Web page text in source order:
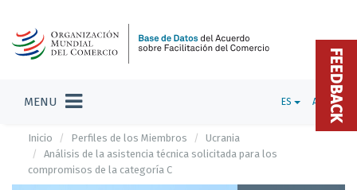
MENU ES ADMIN
Inicio Perfiles de los Miembros
Ucrania
Análisis de la asistencia técnica solicitada para los
compromisos de la categoría C
FEEDBACK